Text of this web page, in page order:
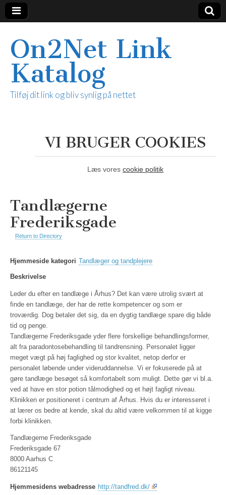
On2Net Link
Katalog
Tilføj dit link og bliv synlig på nettet
VI BRUGER COOKIES
Læs vores cookie politik
Tandlægerne
Frederiksgade
Return to Directory
Hjemmeside kategori Tandlæger og tandplejere
Beskrivelse
Leder du efter en tandlæge i Århus? Det kan være utrolig svært at
finde en tandlæge, der har de rette kompetencer og som er
troværdig. Dog betaler det sig, da en dygtig tandlæge spare dig både
tid og penge.
Tandlægerne Frederiksgade yder flere forskellige behandlingsformer,
alt fra paradontosebehandling til tandrensning. Personalet ligger
meget vægt på høj faglighed og stor kvalitet, netop derfor er
personalet løbende under videruddannelse. Vi er fokuserede på at
gøre tandlæge besøget så komfortabelt som muligt. Dette gør vi bl.a.
ved at have en stor potion tålmodighed og et højt fagligt niveau.
Klinikken er positioneret i centrum af Århus. Hvis du er interesseret i
at lærer os bedre at kende, skal du altid være velkommen til at kigge
forbi klinikken.
Tandlægerne Frederiksgade
Frederiksgade 67
8000 Aarhus C
86121145
Hjemmesidens webadresse http://tandfred.dk/